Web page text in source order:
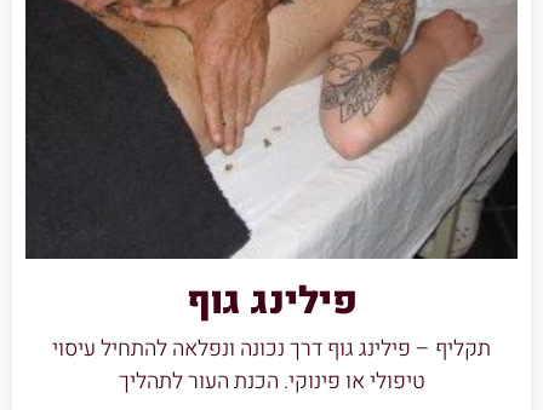
פילינג גוף
תקליף – פילינג גוף דרך נכונה ונפלאה להתחיל עיסוי
טיפולי או פינוקי. הכנת העור לתהליך